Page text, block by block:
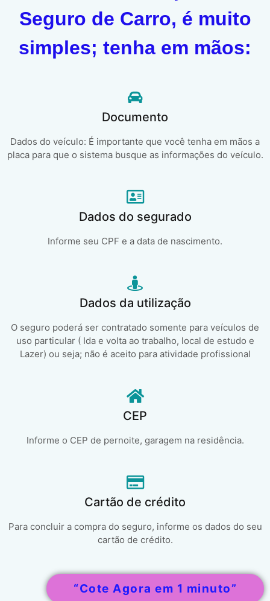
Seguro de Carro, é muito
simples; tenha em mãos:
Documento
Dados do veículo: É importante que você tenha em mãos a
placa para que o sistema busque as informações do veículo.
Dados do segurado
Informe seu CPF e a data de nascimento.
Dados da utilização
O seguro poderá ser contratado somente para veículos de
uso particular ( Ida e volta ao trabalho, local de estudo e
Lazer) ou seja; não é aceito para atividade profissional
CEP
Informe o CEP de pernoite, garagem na residência.
Cartão de crédito
Para concluir a compra do seguro, informe os dados do seu
cartão de crédito.
“Cote Agora em 1 minuto”